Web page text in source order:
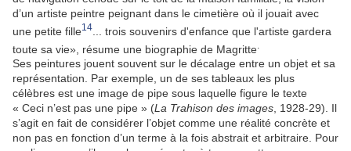
d’un artiste peintre peignant dans le cimetière où il jouait avec
une petite fille14
... trois souvenirs d'enfance que l'artiste gardera
toute sa vie», résume une biographie de Magritte
Ses peintures jouent souvent sur le décalage entre un objet et sa
représentation. Par exemple, un de ses tableaux les plus
célèbres est une image de pipe sous laquelle figure le texte
« Ceci n’est pas une pipe » (La Trahison des images, 1928-29). Il
s’agit en fait de considérer l’objet comme une réalité concrète et
non pas en fonction d’un terme à la fois abstrait et arbitraire. Pour